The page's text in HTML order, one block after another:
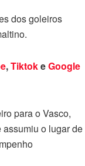
dos goleiros
,TiktokeGoogle
para o Vasco,
o lugar de